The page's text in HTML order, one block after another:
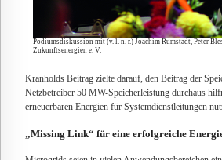
Podiumsdiskussion mit (v. l. n. r.) Joachim Rumstadt, Peter
Zukunftsenergien e. V.
Kranholds Beitrag zielte darauf, den Beitrag der
Netzbetreiber 50 MW-Speicherleistung durchaus
erneuerbaren Energien für Systemdienstleitungen
„Missing Link“ für eine erfolgreiche